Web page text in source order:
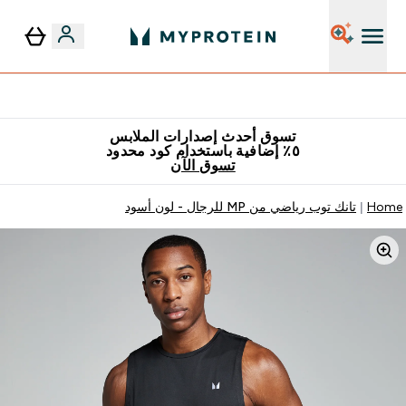
تسوق أحدث إصدارات الملابس
٥٪ إضافية باستخدام كود محدود
تسوق الآن
Home تانك توب رياضي من MP للرجال - لون أسود